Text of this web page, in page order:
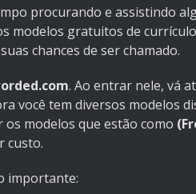
procurando e assistindo
modelos gratuitos de
chances de ser chamado.
. Ao entrar nele, vá
você tem diversos modelos
modelos que estão como
custo.
importante: